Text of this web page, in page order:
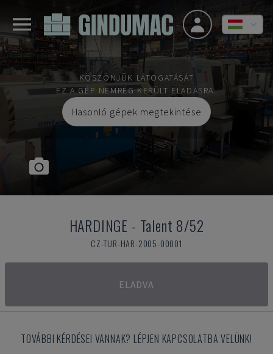
KÖSZÖNJÜK LÁTOGATÁSÁT
EZ A GÉP NEMRÉG KERÜLT ELADÁSRA.
Hasonló gépek megtekintése
HARDINGE - Talent 8/52
CZ-TUR-HAR-2005-00001
ELADVA
TOVÁBBI KÉRDÉSEI VANNAK? LÉPJEN KAPCSOLATBA VELÜNK!